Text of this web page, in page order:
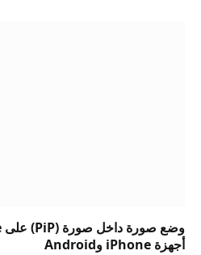
أجهزة iPhone وAndroid